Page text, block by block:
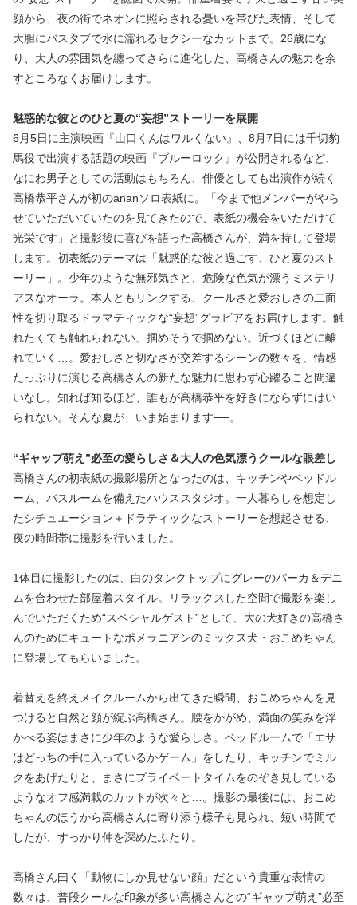
顔から、夜の街でネオンに照らされる憂いを帯びた表情、そして
大胆にバスタブで水に濡れるセクシーなカットまで。26歳にな
り、大人の雰囲気を纏ってさらに進化した、高橋さんの魅力を余
すところなくお届けします。
魅惑的な彼とのひと夏の“妄想”ストーリーを展開
6月5日に主演映画『山口くんはワルくない』、8月7日には千切豹
馬役で出演する話題の映画『ブルーロック』が公開されるなど、
なにわ男子としての活動はもちろん、俳優としても出演作が続く
高橋恭平さんが初のananソロ表紙に。「今まで他メンバーがやら
せていただいていたのを見てきたので、表紙の機会をいただけて
光栄です」と撮影後に喜びを語った高橋さんが、満を持して登場
します。初表紙のテーマは「魅惑的な彼と過ごす、ひと夏のスト
ーリー」。少年のような無邪気さと、危険な色気が漂うミステリ
アスなオーラ。本人ともリンクする、クールさと愛おしさの二面
性を切り取るドラマティックな“妄想”グラビアをお届けします。触
れたくても触れられない、掴めそうで掴めない。近づくほどに離
れていく…。愛おしさと切なさが交差するシーンの数々を、情感
たっぷりに演じる高橋さんの新たな魅力に思わず心躍ること間違
いなし。知れば知るほど、誰もが高橋恭平を好きにならずにはい
られない。そんな夏が、いま始まります──。
“ギャップ萌え”必至の愛らしさ＆大人の色気漂うクールな眼差し
高橋さんの初表紙の撮影場所となったのは、キッチンやベッドル
ーム、バスルームを備えたハウススタジオ。一人暮らしを想定し
たシチュエーション＋ドラティックなストーリーを想起させる、
夜の時間帯に撮影を行いました。
1体目に撮影したのは、白のタンクトップにグレーのパーカ＆デニ
ムを合わせた部屋着スタイル。リラックスした空間で撮影を楽し
んでいただくため“スペシャルゲスト”として、大の犬好きの高橋さ
んのためにキュートなポメラニアンのミックス犬・おこめちゃん
に登場してもらいました。
着替えを終えメイクルームから出てきた瞬間、おこめちゃんを見
つけると自然と顔が綻ぶ高橋さん。腰をかがめ、満面の笑みを浮
かべる姿はまさに少年のような愛らしさ。ベッドルームで「エサ
はどっちの手に入っているかゲーム」をしたり、キッチンでミル
クをあげたりと、まさにプライベートタイムをのぞき見している
ようなオフ感満載のカットが次々と…。撮影の最後には、おこめ
ちゃんのほうから高橋さんに寄り添う様子も見られ、短い時間で
したが、すっかり仲を深めたふたり。
高橋さん曰く「動物にしか見せない顔」だという貴重な表情の
数々は、普段クールな印象が多い高橋さんとの“ギャップ萌え”必至